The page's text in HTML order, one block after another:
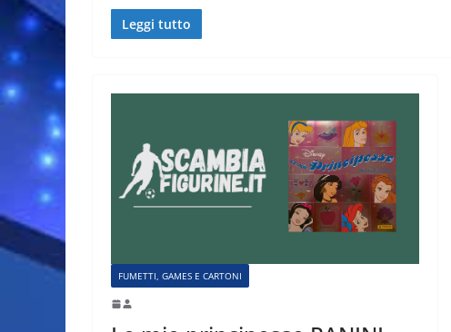
Leggi tutto
FUMETTI, GAMES E CARTONI